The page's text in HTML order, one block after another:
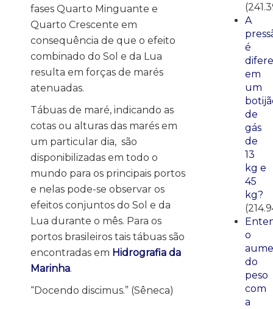
fases Quarto Minguante e
Quarto Crescente em
consequência de que o efeito
combinado do Sol e da Lua
resulta em forças de marés
atenuadas.
Tábuas de maré, indicando as
cotas ou alturas das marés em
um particular dia, são
disponibilizadas em todo o
mundo para os principais portos
e nelas pode-se observar os
efeitos conjuntos do Sol e da
Lua durante o mês. Para os
portos brasileiros tais tábuas são
encontradas em Hidrografia da
Marinha.
“Docendo discimus.” (Sêneca)
A
é
em
um
de
gás
de
13
kg e
45
kg?
o
do
peso
com
a